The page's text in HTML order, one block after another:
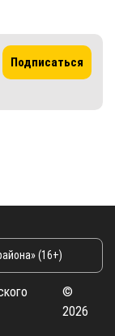
Подписаться
(16+)
©
2026